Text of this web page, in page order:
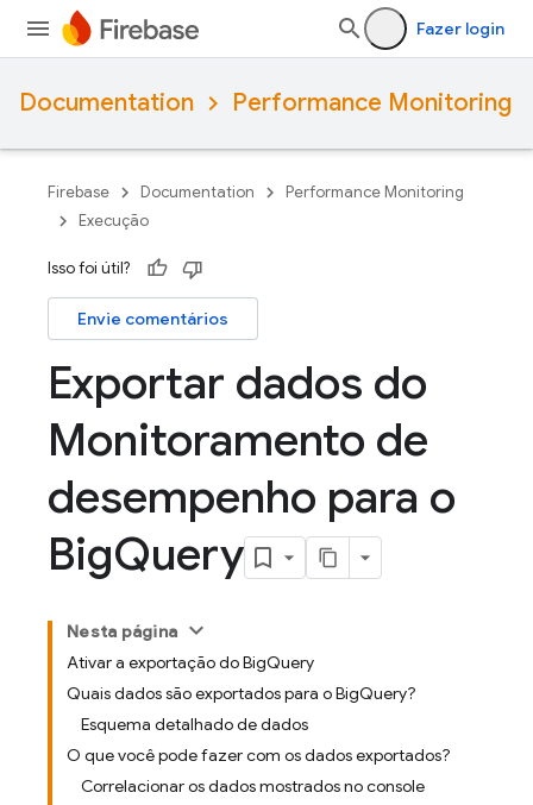
Fazer login
Documentation Performance Monitoring
Firebase Documentation
Performance Monitoring
Execução
Isso foi útil?
Envie comentários
Exportar dados do
Monitoramento de
desempenho para o
BigQuery
Nesta página
Ativar a exportação do BigQuery
Quais dados são exportados para o BigQuery?
Esquema detalhado de dados
O que você pode fazer com os dados exportados?
Correlacionar os dados mostrados no console